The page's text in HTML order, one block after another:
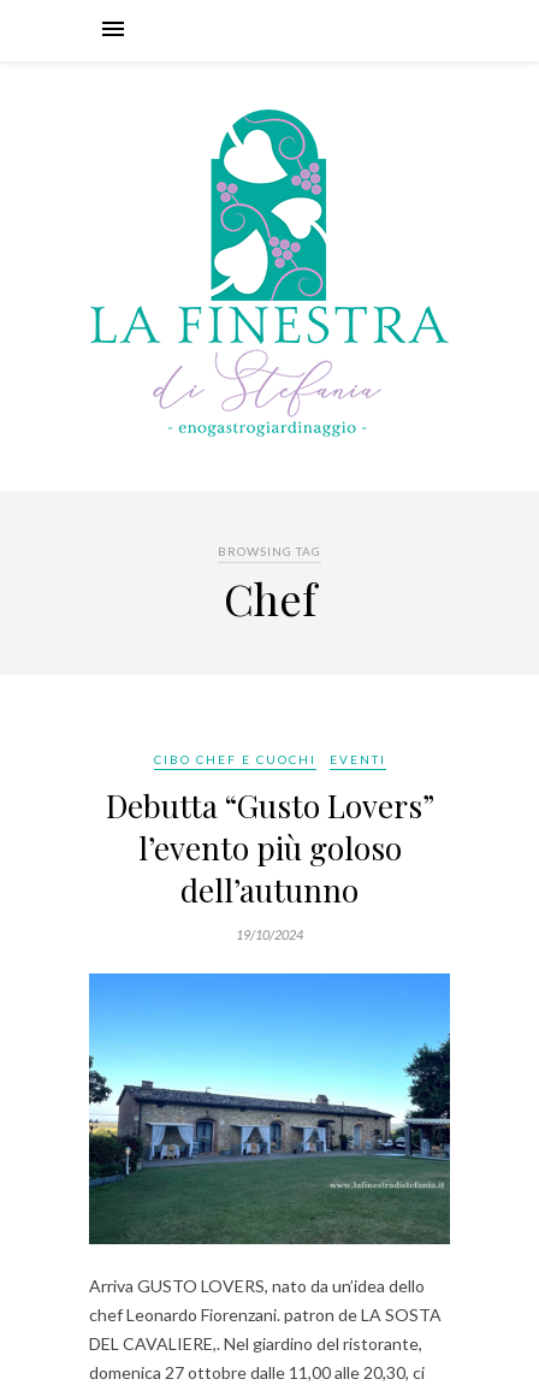
BROWSING TAG
Chef
CIBO CHEF E CUOCHI EVENTI
Debutta “Gusto Lovers”
l’evento più goloso
dell’autunno
19/10/2024
Arriva GUSTO LOVERS, nato da un’idea dello
chef Leonardo Fiorenzani. patron de LA SOSTA
DEL CAVALIERE,. Nel giardino del ristorante,
domenica 27 ottobre dalle 11,00 alle 20,30, ci